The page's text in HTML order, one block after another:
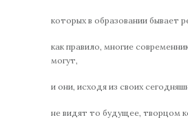
которых в образовании бывает
как правило, многие
могут,
и они, исходя из своих
не видят то будущее, творцом